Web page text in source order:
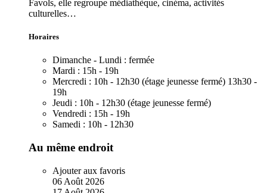
Favols, elle regroupe médiathèque, cinéma, activités
culturelles…
Horaires
Dimanche - Lundi : fermée
Mardi : 15h - 19h
Mercredi : 10h - 12h30 (étage jeunesse fermé) 13h30 -
19h
Jeudi : 10h - 12h30 (étage jeunesse fermé)
Vendredi : 15h - 19h
Samedi : 10h - 12h30
Au même endroit
Ajouter aux favoris
06 Août 2026